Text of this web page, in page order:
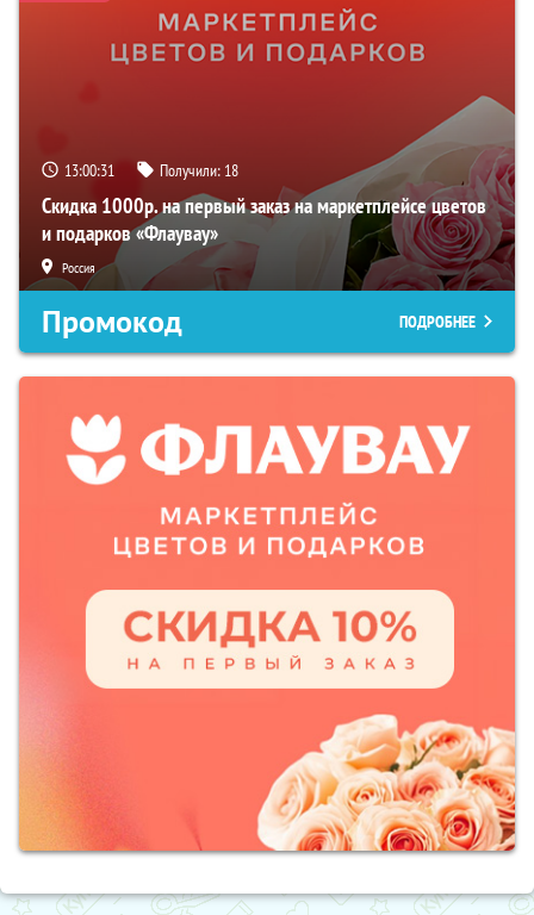
13:00:29 Получили: 18
Скидка 1000р. на первый заказ на маркетплейсе цветов
и подарков «Флаувау»
Россия
Промокод ПОДРОБНЕЕ